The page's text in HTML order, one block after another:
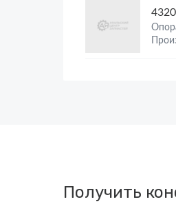
Получить